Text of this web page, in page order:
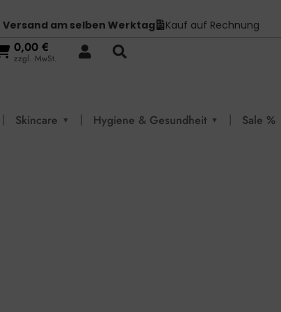
Versand am selben Werktag Kauf auf Rechnung
0,00 €
zzgl. MwSt.
| Skincare ▼ | Hygiene & Gesundheit ▼ | Sale %